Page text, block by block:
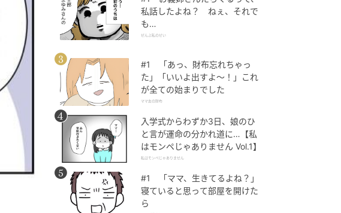
私話したよね？ ねぇ、それで
も…
ぜんぶ私のせい
#1 「あっ、財布忘れちゃっ
た」「いいよ出すよ〜！」これ
が全ての始まりでした
ママ友の財布
入学式からわずか3日、娘のひ
と言が運命の分かれ道に…【私
はモンペじゃありません Vol.1】
私はモンペじゃありません
#1 「ママ、生きてるよね？」
寝ていると思って部屋を開けた
ら